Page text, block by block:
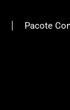
Pacote